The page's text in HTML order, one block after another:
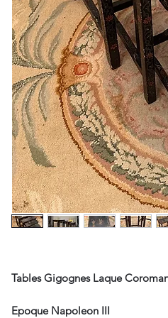
Tables Gigognes Laque
Epoque Napoleon III